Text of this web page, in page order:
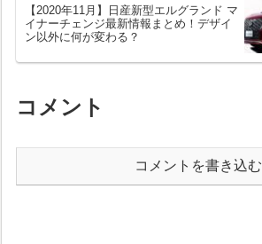
【2020年11月】日産新型エルグランド マ
イナーチェンジ最新情報まとめ！デザイ
ン以外に何が変わる？
コメント
コメントを書き込む